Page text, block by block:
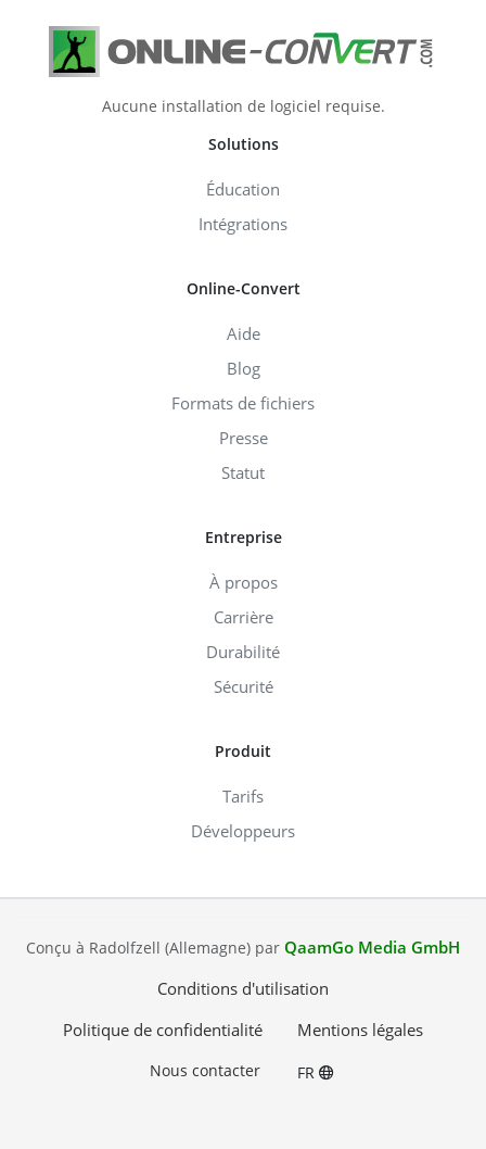
Aucune installation de logiciel requise.
Solutions
Éducation
Intégrations
Online-Convert
Aide
Blog
Formats de fichiers
Presse
Statut
Entreprise
À propos
Carrière
Durabilité
Sécurité
Produit
Tarifs
Développeurs
Conçu à Radolfzell (Allemagne) par QaamGo Media GmbH
Conditions d'utilisation
Politique de confidentialité
Mentions légales
Nous contacter FR